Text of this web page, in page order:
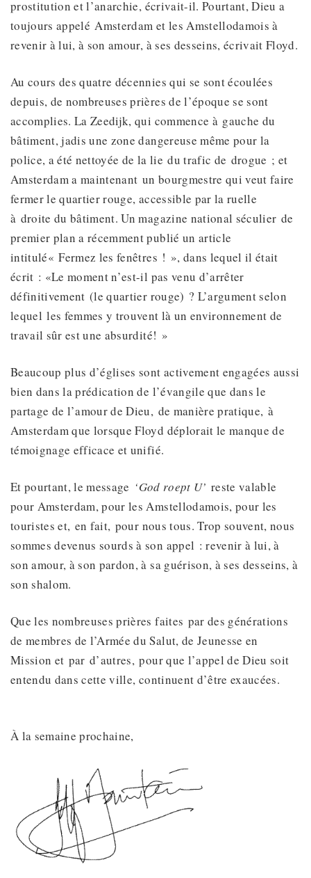
prostitution et l’anarchie, écrivait-il. Pourtant, Dieu a
toujours appelé Amsterdam et les Amstellodamois à
revenir à lui, à son amour, à ses desseins, écrivait Floyd.
Au cours des quatre décennies qui se sont écoulées
depuis, de nombreuses prières de l’époque se sont
accomplies. La Zeedijk, qui commence à gauche du
bâtiment, jadis une zone dangereuse même pour la
police, a été nettoyée de la lie du trafic de drogue ; et
Amsterdam a maintenant un bourgmestre qui veut faire
fermer le quartier rouge, accessible par la ruelle
à droite du bâtiment. Un magazine national séculier de
premier plan a récemment publié un article
intitulé« Fermez les fenêtres ! », dans lequel il était
écrit : «Le moment n’est-il pas venu d’arrêter
définitivement (le quartier rouge) ? L’argument selon
lequel les femmes y trouvent là un environnement de
travail sûr est une absurdité! »
Beaucoup plus d’églises sont activement engagées aussi
bien dans la prédication de l’évangile que dans le
partage de l’amour de Dieu, de manière pratique, à
Amsterdam que lorsque Floyd déplorait le manque de
témoignage efficace et unifié.
Et pourtant, le message ‘God roept U’ reste valable
pour Amsterdam, pour les Amstellodamois, pour les
touristes et, en fait, pour nous tous. Trop souvent, nous
sommes devenus sourds à son appel : revenir à lui, à
son amour, à son pardon, à sa guérison, à ses desseins, à
son shalom.
Que les nombreuses prières faites par des générations
de membres de l’Armée du Salut, de Jeunesse en
Mission et par d’autres, pour que l’appel de Dieu soit
entendu dans cette ville, continuent d’être exaucées.
À la semaine prochaine,